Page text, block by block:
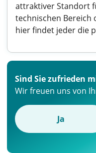
attraktiver Standort
technischen Bereich
hier findet jeder die
Sind Sie zufrieden
Wir freuen uns von
Ja